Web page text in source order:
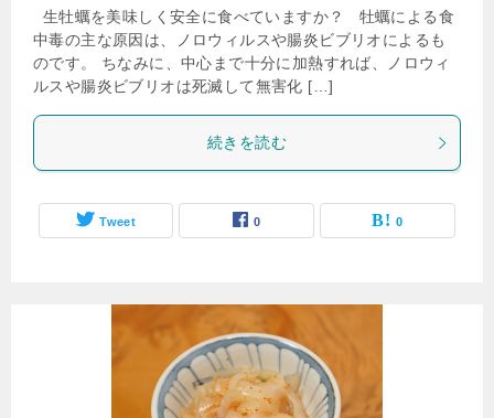
生牡蠣を美味しく安全に食べていますか？ 牡蠣による食
中毒の主な原因は、ノロウィルスや腸炎ビブリオによるも
のです。 ちなみに、中心まで十分に加熱すれば、ノロウィ
ルスや腸炎ビブリオは死滅して無害化 […]
続きを読む
Tweet 0 0